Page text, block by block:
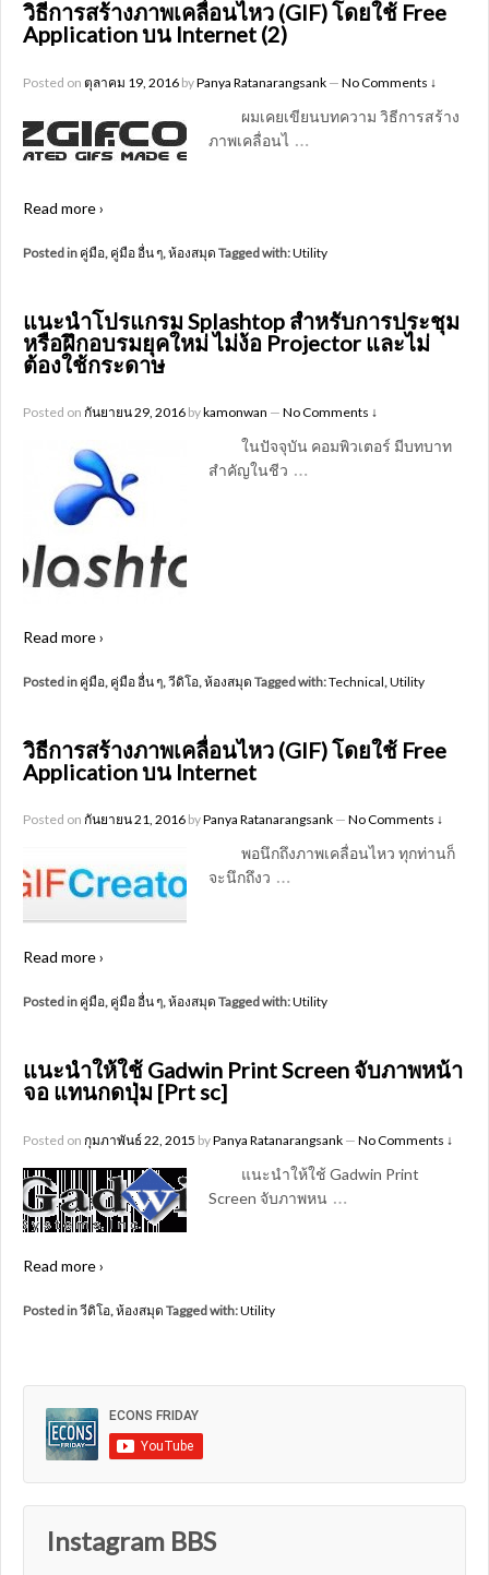
วิธีการสร้างภาพเคลื่อนไหว (GIF) โดยใช้ Free
Application บน Internet (2)
Posted on ตุลาคม 19, 2016 byPanya Ratanarangsank — No Comments ↓
ผมเคยเขียนบทความ วิธีการสร้าง
ภาพเคลื่อนไ …
Read more ›
Posted in คู่มือ, คู่มือ อื่น ๆ, ห้องสมุด Tagged with:Utility
แนะนำโปรแกรม Splashtop สำหรับการประชุม
หรือฝึกอบรมยุคใหม่ ไม่ง้อ Projector และไม่
ต้องใช้กระดาษ
Posted on กันยายน 29, 2016 bykamonwan — No Comments ↓
ในปัจจุบัน คอมพิวเตอร์ มีบทบาท
สำคัญในชีว …
Read more ›
Posted in คู่มือ, คู่มือ อื่น ๆ,วีดิโอ,ห้องสมุด Tagged with:Technical,Utility
วิธีการสร้างภาพเคลื่อนไหว (GIF) โดยใช้ Free
Application บน Internet
Posted on กันยายน 21, 2016 byPanya Ratanarangsank — No Comments ↓
พอนึกถึงภาพเคลื่อนไหว ทุกท่านก็
จะนึกถึงว …
Read more ›
Posted in คู่มือ, คู่มือ อื่น ๆ,ห้องสมุด Tagged with:Utility
แนะนำให้ใช้ Gadwin Print Screen จับภาพหน้า
จอ แทนกดปุ่ม [Prt sc]
Posted on กุมภาพันธ์ 22, 2015 byPanya Ratanarangsank — No Comments ↓
แนะนำให้ใช้ Gadwin Print
Screen จับภาพหน …
Read more ›
Posted inวีดิโอ, ห้องสมุด Tagged with:Utility
Instagram BBS